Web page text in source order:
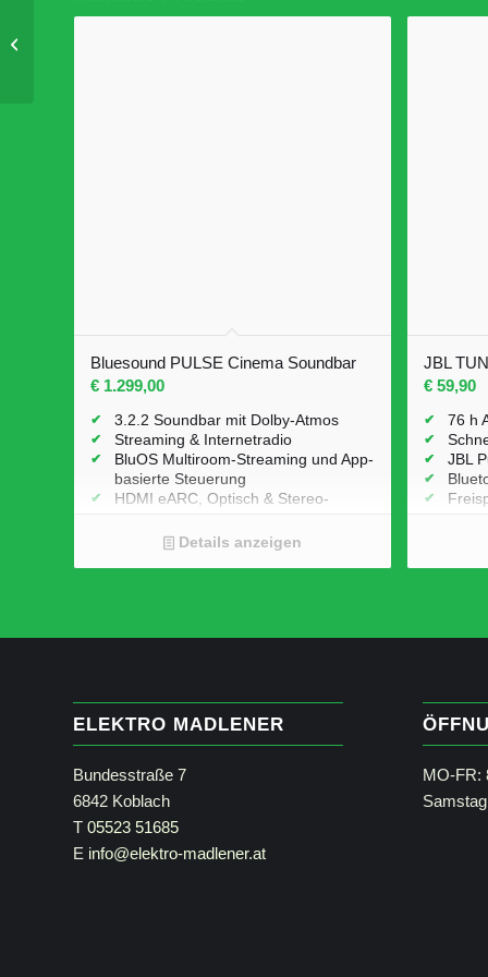
Bluesound PULSE Cinema Soundbar
€ 1.299,00
3.2.2 Soundbar mit Dolby-Atmos
Streaming & Internetradio
BluOS Multiroom-Streaming und App-
basierte Steuerung
HDMI eARC, Optisch & Stereo-
Subwoofer Ausgang
Connect, Qobuz Connect, Roon
Details anzeigen
JBL
€59,90
76 h
JBL
ELEKTRO MADLENER
Bundesstraße 7
6842 Koblach
T 05523 51685
E info@elektro-madlener.at
MO-FR: